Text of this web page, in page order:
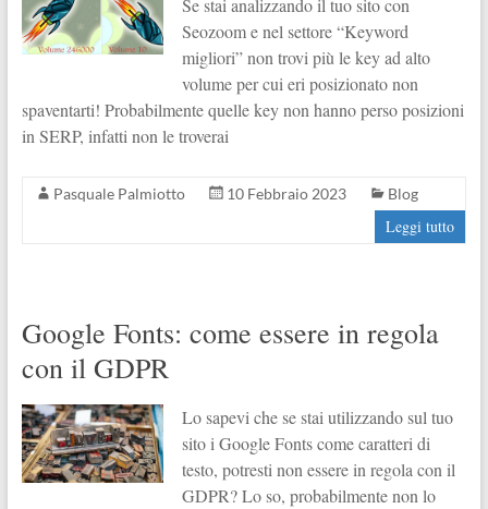
Se stai analizzando il tuo sito con
Seozoom e nel settore “Keyword
migliori” non trovi più le key ad alto
volume per cui eri posizionato non
spaventarti! Probabilmente quelle key non hanno perso posizioni
in SERP, infatti non le troverai
Pasquale Palmiotto 10 Febbraio 2023 Blog
Leggi tutto
Google Fonts: come essere in regola
con il GDPR
Lo sapevi che se stai utilizzando sul tuo
sito i Google Fonts come caratteri di
testo, potresti non essere in regola con il
GDPR? Lo so, probabilmente non lo